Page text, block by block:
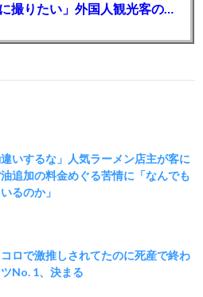
【🗻】「富士山きれいに撮りたい」外国人観光客のレンタカー事故が急増…「ハンドルが逆で慣れず」、道の狭さも
違いするな」人気ラーメン店主が客に
追加の料金めぐる苦情に「なんでも
るのか」
コロで激推しされてたのに死産で終わ
No. 1、決まる